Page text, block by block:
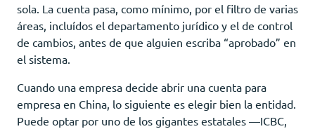
sola. La cuenta pasa, como mínimo, por el filtro de varias
áreas, incluídos el departamento jurídico y el de control
de cambios, antes de que alguien escriba “aprobado” en
el sistema.
Cuando una empresa decide abrir una cuenta para
empresa en China, lo siguiente es elegir bien la entidad.
Puede optar por uno de los gigantes estatales —ICBC,